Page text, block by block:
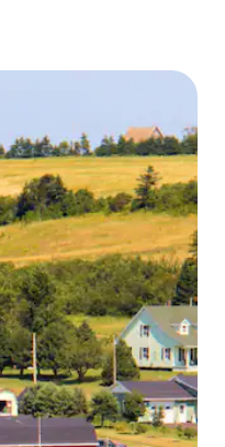
au kutelezesha kidole